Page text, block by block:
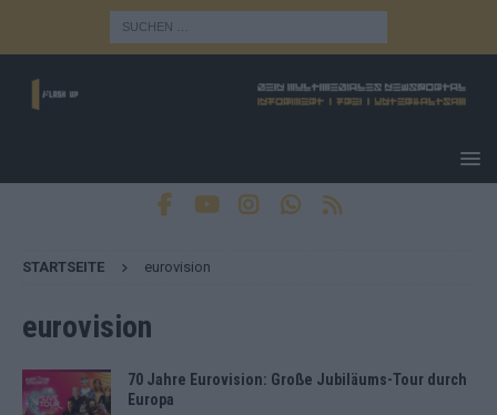
STARTSEITE eurovision
eurovision
70 Jahre Eurovision: Große Jubiläums-Tour durch
Europa